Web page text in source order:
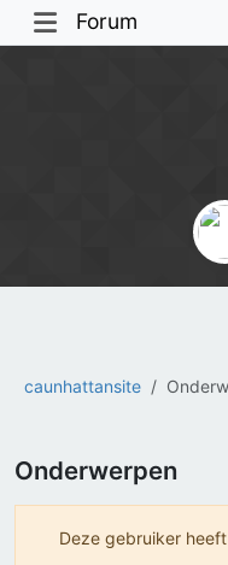
Forum
caunhattansite
Onderwerpen
Deze gebruiker